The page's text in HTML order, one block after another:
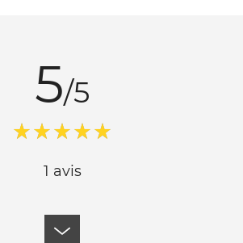
5/5
1 avis